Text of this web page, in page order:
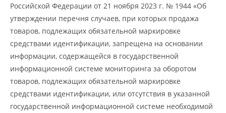
Российской Федерации от 21 ноября 2023 г. № 1944 «Об
утверждении перечня случаев, при которых продажа
товаров, подлежащих обязательной маркировке
средствами идентификации, запрещена на основании
информации, содержащейся в государственной
информационной системе мониторинга за оборотом
товаров, подлежащих обязательной маркировке
средствами идентификации, или отсутствия в указанной
государственной информационной системе необходимой